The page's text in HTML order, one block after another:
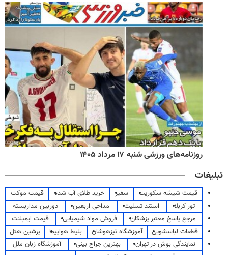
روزنامه‌های ورزشی شنبه ۱۷ مرداد ۱۴۰۵
تبلیغات
قیمت شیشه سکوریت سفیر خرید طلای آب شده
قیمت موکت
تور کربلا
استند تسلیت مداحی اربعین
دوربین مداربسته
مرجع پاسخ معتبر پزشکان
فروش مواد شیمیایی
قیمت ایمپلنت
قطعات لباسشویی
آموزشگاه تیزهوشان بلیط هواپیما
پرشین هتل
نمایندگی بوش در تهران
بهترین جراح بینی
آموزشگاه زبان ملل